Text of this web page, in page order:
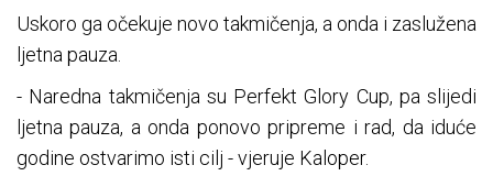
Uskoro ga očekuje novo takmičenja, a onda i zaslužena
ljetna pauza.
- Naredna takmičenja su Perfekt Glory Cup, pa slijedi
ljetna pauza, a onda ponovo pripreme i rad, da iduće
godine ostvarimo isti cilj - vjeruje Kaloper.